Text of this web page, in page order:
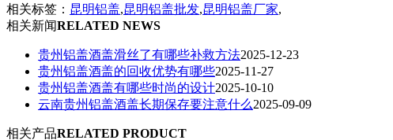
相关标签： 昆明铝盖,昆明铝盖批发,昆明铝盖厂家,
相关新闻RELATED NEWS
贵州铝盖酒盖滑丝了有哪些补救方法2025-12-23
贵州铝盖酒盖的回收优势有哪些2025-11-27
贵州铝盖酒盖有哪些时尚的设计2025-10-10
云南贵州铝盖酒盖长期保存要注意什么2025-09-09
相关产品RELATED PRODUCT